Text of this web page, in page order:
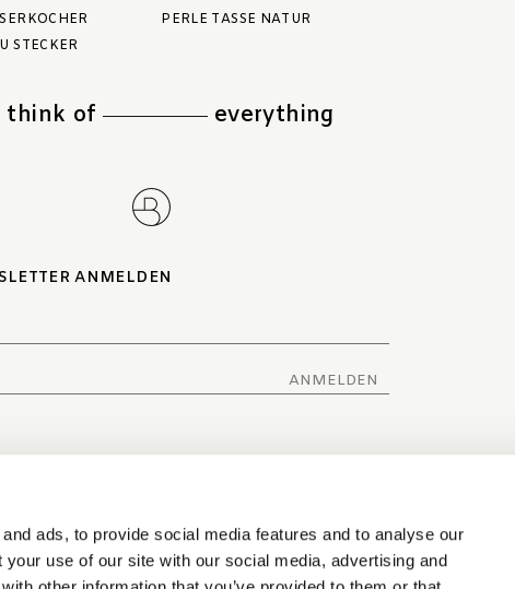
ads, to provide social media features and to analyse our
use of our site with our social media, advertising and
STECKER
PERLE TASSE NATUR
think of everything
ANMELDEN
ANMELDEN